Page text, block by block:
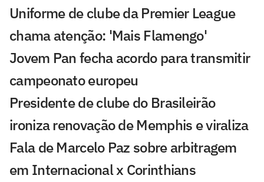
Uniforme de clube da Premier League
chama atenção: 'Mais Flamengo'
Jovem Pan fecha acordo para transmitir
campeonato europeu
Presidente de clube do Brasileirão
ironiza renovação de Memphis e viraliza
Fala de Marcelo Paz sobre arbitragem
em Internacional x Corinthians